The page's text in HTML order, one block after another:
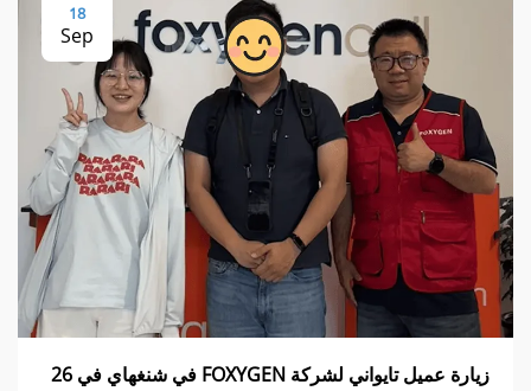
18
Sep
زيارة عميل تايواني لشركة FOXYGEN في شنغهاي في 26